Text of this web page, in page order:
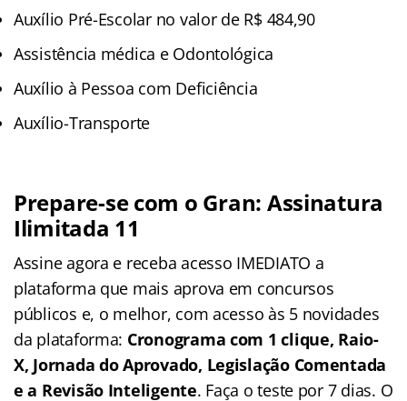
Auxílio Pré-Escolar no valor de R$ 484,90
Assistência médica e Odontológica
Auxílio à Pessoa com Deficiência
Auxílio-Transporte
Prepare-se com o Gran: Assinatura
Ilimitada 11
Assine agora e receba acesso IMEDIATO a
plataforma que mais aprova em concursos
públicos e, o melhor, com acesso às 5 novidades
da plataforma: Cronograma com 1 clique, Raio-
X, Jornada do Aprovado, Legislação Comentada
e a Revisão Inteligente. Faça o teste por 7 dias. O